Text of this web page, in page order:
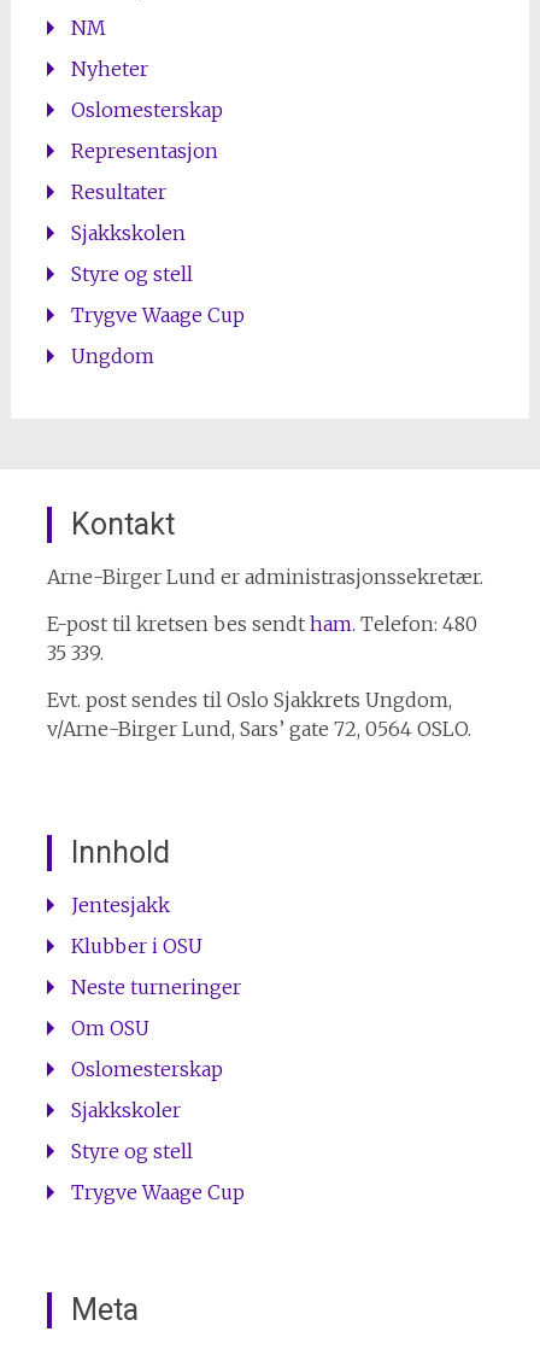
NM
Nyheter
Oslomesterskap
Representasjon
Resultater
Sjakkskolen
Styre og stell
Trygve Waage Cup
Ungdom
Kontakt
Arne-Birger Lund er administrasjonssekretær.
E-post til kretsen bes sendt ham. Telefon: 480
35 339.
Evt. post sendes til Oslo Sjakkrets Ungdom,
v/Arne-Birger Lund, Sars’ gate 72, 0564 OSLO.
Innhold
Jentesjakk
Klubber i OSU
Neste turneringer
Om OSU
Oslomesterskap
Sjakkskoler
Styre og stell
Trygve Waage Cup
Meta